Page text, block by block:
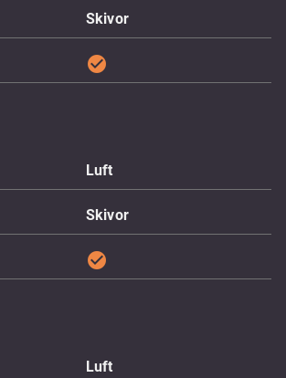
Skivor
check_circle
Luft
Skivor
check_circle
Luft